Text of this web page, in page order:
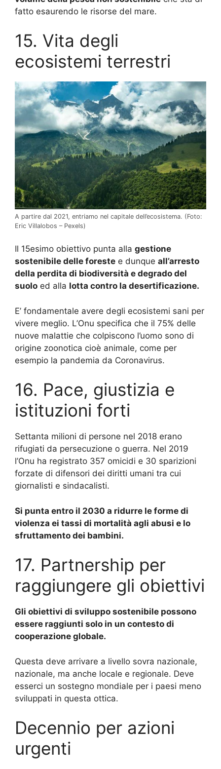
fatto esaurendo le risorse del mare.
15. Vita degli
ecosistemi terrestri
A partire dal 2021, entriamo nel capitale dell’ecosistema. (Foto:
Eric Villalobos – Pexels)
Il 15esimo obiettivo punta alla gestione
sostenibile delle foreste e dunque all’arresto
della perdita di biodiversità e degrado del
suolo ed alla lotta contro la desertificazione.
E’ fondamentale avere degli ecosistemi sani per
vivere meglio. L’Onu specifica che il 75% delle
nuove malattie che colpiscono l’uomo sono di
origine zoonotica cioè animale, come per
esempio la pandemia da Coronavirus.
16. Pace, giustizia e
istituzioni forti
Settanta milioni di persone nel 2018 erano
rifugiati da persecuzione o guerra. Nel 2019
l’Onu ha registrato 357 omicidi e 30 sparizioni
forzate di difensori dei diritti umani tra cui
giornalisti e sindacalisti.
Si punta entro il 2030 a ridurre le forme di
violenza ei tassi di mortalità agli abusi e lo
sfruttamento dei bambini.
17. Partnership per
raggiungere gli obiettivi
Gli obiettivi di sviluppo sostenibile possono
essere raggiunti solo in un contesto di
cooperazione globale.
Questa deve arrivare a livello sovra nazionale,
nazionale, ma anche locale e regionale. Deve
esserci un sostegno mondiale per i paesi meno
sviluppati in questa ottica.
Decennio per azioni
urgenti